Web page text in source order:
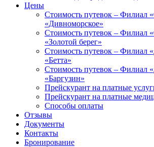
Цены
Стоимость путевок – Филиал
«Дивноморское»
Стоимость путевок – Филиал
«Золотой берег»
Стоимость путевок – Филиал
«Бетта»
Стоимость путевок – Филиал
«Баргузин»
Прейскурант на платные
Прейскурант на платные
Способы оплаты
Отзывы
Документы
Контакты
Бронирование